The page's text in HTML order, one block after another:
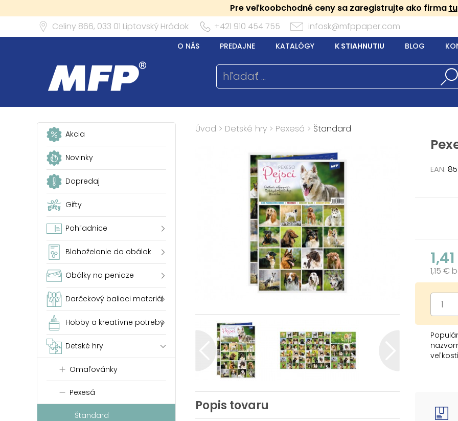
Pre veľkoobchodné ceny sa zaregistrujte ako firma tu
Celiny 866, 033 01 Liptovský Hrádok +421 910 454 755 infosk@mfppaper.com
O NÁS PREDAJNE KATALÓGY K STIAHNUTIU BLOG
Akcia
Novinky
Dopredaj
Gifty
Pohľadnice
Blahoželanie do obálok
Obálky na peniaze
Darčekový baliaci materiál
Hobby a kreatívne potreby
Detské hry
Omaľovánky
Pexesá
Štandard
Úvod > Detské hry > Pexesá > Štandard
EAN:
1,15 €
deti
Popis tovaru